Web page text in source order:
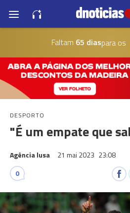
Faltam 65 diaspara os
DESPORTO
"É um empate que
Agência lusa 21 mai 2023 23:08
0